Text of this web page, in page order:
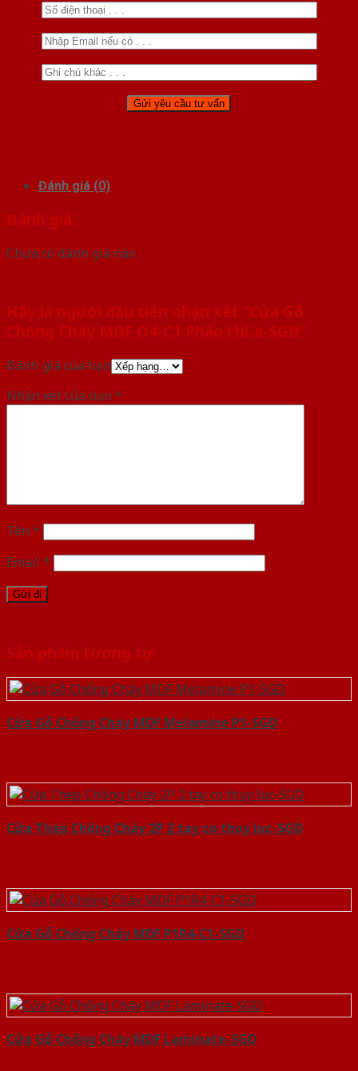
Đánh giá (0)
Đánh giá
Chưa có đánh giá nào.
Hãy là người đầu tiên nhận xét “Cửa Gỗ
Chống Cháy MDF O4-C1 Phào chi-a-SGD”
Đánh giá của bạn
Nhận xét của bạn *
Tên *
Email *
Sản phẩm tương tự
Cửa Gỗ Chống Cháy MDF Melamine P1-SGD
Cửa Thép Chống Cháy 2P 2 tay co thuy luc-SGD
Cửa Gỗ Chống Cháy MDF P1R4-C1-SGD
Cửa Gỗ Chống Cháy MDF Laminate-SGD